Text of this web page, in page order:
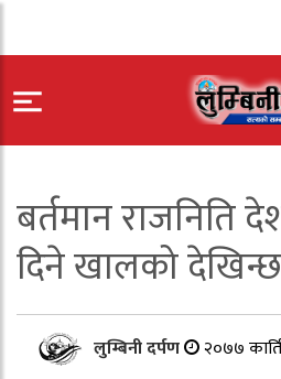
बर्तमान राजनिति
दिने खालको
लुम्बिनी दर्पण २०७७